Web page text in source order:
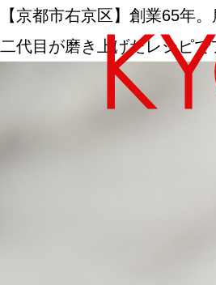
【京都市右京区】創業65年
二代目が磨き上げたレシピ